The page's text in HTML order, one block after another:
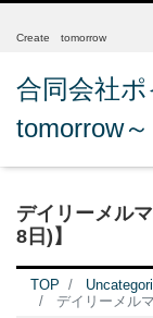
Create tomorrow
合同会社
tomorrow～
デイリーメル
8日)】
TOP
デイリーメル